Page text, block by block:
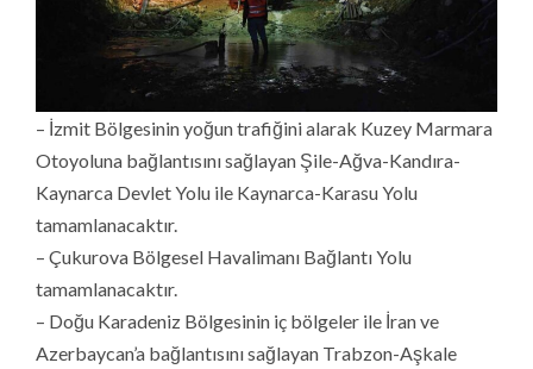
– İzmit Bölgesinin yoğun trafiğini alarak Kuzey Marmara
Otoyoluna bağlantısını sağlayan Şile-Ağva-Kandıra-
Kaynarca Devlet Yolu ile Kaynarca-Karasu Yolu
tamamlanacaktır.
– Çukurova Bölgesel Havalimanı Bağlantı Yolu
tamamlanacaktır.
– Doğu Karadeniz Bölgesinin iç bölgeler ile İran ve
Azerbaycan’a bağlantısını sağlayan Trabzon-Aşkale